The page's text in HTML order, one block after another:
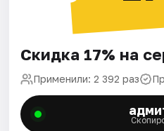
Скидка 17% на
Применили: 2 392 раз